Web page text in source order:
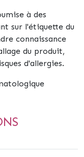
à des
sur l'étiquette du
connaissance
du produit,
d'allergies.